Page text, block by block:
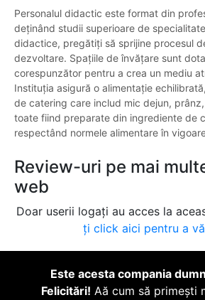
Personalul didactic este format din
deținând studii superioare de
didactice, pregătiți să sprijine procesul
dezvoltare. Spațiile de învățare sunt
corespunzător pentru a crea un mediu
Instituția asigură o alimentație
de catering care includ mic dejun,
toate fiind preparate din ingrediente de
respectând normele alimentare în
Review-uri pe mai
web
Doar userii logați au acces la
ți click aici pentru a
Este acesta compania
Felicitări! Aă cum să primești